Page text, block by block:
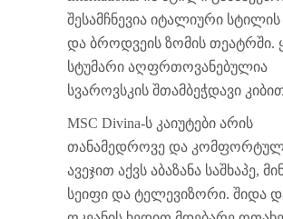
შესამჩნევია იტალიური სტილის
და ბროდვეის ზომის თეატრში.
სტუმარი აღფრთოვანებულია
სვაროვსკის შთამბეჭდავი
MSC Divina-ს კაიუტები არის
თანამედროვე და
ავეჯით აქვს აბაზანა საშხაპე,
სეიფი და ტელევიზორი. შიდა